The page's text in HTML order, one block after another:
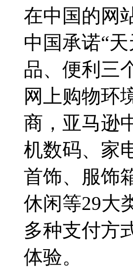
在中国的网
中国承诺“
品、便利三
网上购物环
商，亚马逊
机数码、家
首饰、服饰
休闲等29大
多种支付方
体验。